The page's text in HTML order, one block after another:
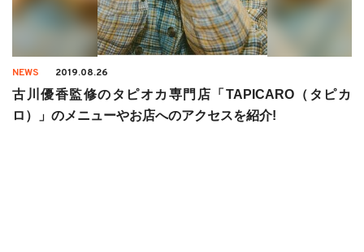
NEWS 2019.08.26
古川優香監修のタピオカ専門店「TAPICARO（タピカ
ロ）」のメニューやお店へのアクセスを紹介!